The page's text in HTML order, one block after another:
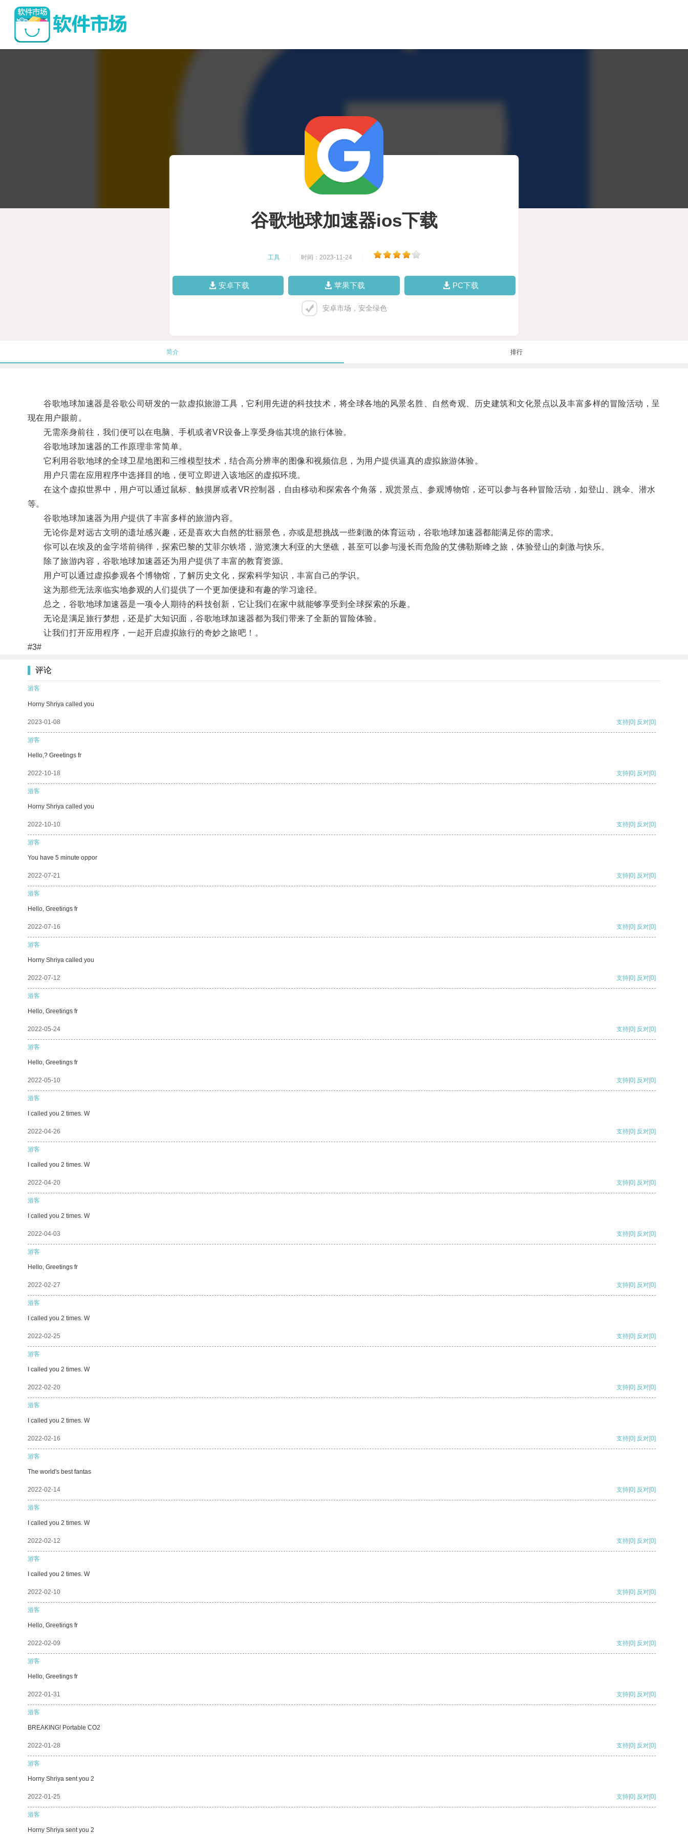
谷歌地球加速器ios下载
工具 时间：2023-11-24
安卓下载 苹果下载 PC下载
安卓市场，安全绿色
简介 排行
谷歌地球加速器是谷歌公司研发的一款虚拟旅游工具，它利用先进的科技技术，将全球各地的风景名胜、自然奇观、历史建筑和文化景点以及丰富多样的冒险活动，呈
现在用户眼前。
无需亲身前往，我们便可以在电脑、手机或者VR设备上享受身临其境的旅行体验。
谷歌地球加速器的工作原理非常简单。
它利用谷歌地球的全球卫星地图和三维模型技术，结合高分辨率的图像和视频信息，为用户提供逼真的虚拟旅游体验。
用户只需在应用程序中选择目的地，便可立即进入该地区的虚拟环境。
在这个虚拟世界中，用户可以通过鼠标、触摸屏或者VR控制器，自由移动和探索各个角落，观赏景点、参观博物馆，还可以参与各种冒险活动，如登山、跳伞、潜水
等。
谷歌地球加速器为用户提供了丰富多样的旅游内容。
无论你是对远古文明的遗址感兴趣，还是喜欢大自然的壮丽景色，亦或是想挑战一些刺激的体育运动，谷歌地球加速器都能满足你的需求。
你可以在埃及的金字塔前徜徉，探索巴黎的艾菲尔铁塔，游览澳大利亚的大堡礁，甚至可以参与漫长而危险的艾佛勒斯峰之旅，体验登山的刺激与快乐。
除了旅游内容，谷歌地球加速器还为用户提供了丰富的教育资源。
用户可以通过虚拟参观各个博物馆，了解历史文化，探索科学知识，丰富自己的学识。
这为那些无法亲临实地参观的人们提供了一个更加便捷和有趣的学习途径。
总之，谷歌地球加速器是一项令人期待的科技创新，它让我们在家中就能够享受到全球探索的乐趣。
无论是满足旅行梦想，还是扩大知识面，谷歌地球加速器都为我们带来了全新的冒险体验。
让我们打开应用程序，一起开启虚拟旅行的奇妙之旅吧！。
#3#
评论
游客
Horny Shriya called you
2023-01-08 支持[0] 反对[0]
游客
Hello,? Greetings fr
2022-10-18 支持[0] 反对[0]
游客
Horny Shriya called you
2022-10-10 支持[0] 反对[0]
游客
You have 5 minute oppor
2022-07-21 支持[0] 反对[0]
游客
Hello, Greetings fr
2022-07-16 支持[0] 反对[0]
游客
Horny Shriya called you
2022-07-12 支持[0] 反对[0]
游客
Hello, Greetings fr
2022-05-24 支持[0] 反对[0]
游客
Hello, Greetings fr
2022-05-10 支持[0] 反对[0]
游客
I called you 2 times. W
2022-04-26 支持[0] 反对[0]
游客
I called you 2 times. W
2022-04-20 支持[0] 反对[0]
游客
I called you 2 times. W
2022-04-03 支持[0] 反对[0]
游客
Hello, Greetings fr
2022-02-27 支持[0] 反对[0]
游客
I called you 2 times. W
2022-02-25 支持[0] 反对[0]
游客
I called you 2 times. W
2022-02-20 支持[0] 反对[0]
游客
I called you 2 times. W
2022-02-16 支持[0] 反对[0]
游客
The world's best fantas
2022-02-14 支持[0] 反对[0]
游客
I called you 2 times. W
2022-02-12 支持[0] 反对[0]
游客
I called you 2 times. W
2022-02-10 支持[0] 反对[0]
游客
Hello, Greetings fr
2022-02-09 支持[0] 反对[0]
游客
Hello, Greetings fr
2022-01-31 支持[0] 反对[0]
游客
BREAKING! Portable CO2
2022-01-28 支持[0] 反对[0]
游客
Horny Shriya sent you 2
2022-01-25 支持[0] 反对[0]
游客
Horny Shriya sent you 2